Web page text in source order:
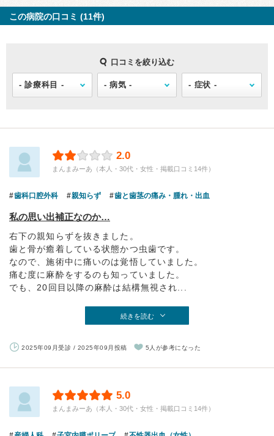
この病院の口コミ (11件)
口コミを絞り込む
2.0
まんまみーあ（本人・30代・女性・掲載口コミ14件）
歯科口腔外科 親知らず 歯と歯茎の痛み・腫れ・出血
私の思い出補正なのか…
右下の親知らずを抜きました。
歯と骨が癒着している状態かつ虫歯です。
なので、施術中に痛いのは覚悟していました。
痛む度に麻酔をするのも知っていました。
でも、20回目以降の麻酔は結構無視され...
続きを読む
2025年09月受診 / 2025年09月投稿 5人が参考になった
5.0
まんまみーあ（本人・30代・女性・掲載口コミ14件）